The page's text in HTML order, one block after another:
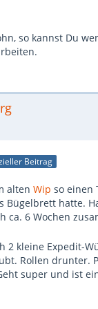
so kannst Du
Beitrag
alten Wip so einen
Bügelbrett hatte.
ca. 6 Wochen
2 kleine Expedit-
Rollen drunter.
super und ist